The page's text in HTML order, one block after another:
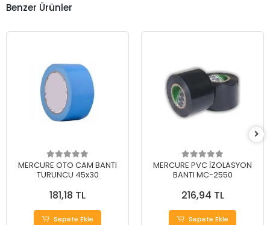
Benzer Ürünler
MERCURE OTO CAM BANTI
TURUNCU 45x30
181,18 TL
Sepete Ekle
MERCURE PVC İZOLASYON
BANTI MC-2550
216,94 TL
Sepete Ekle